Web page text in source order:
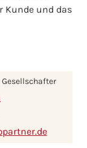
Kunde und das